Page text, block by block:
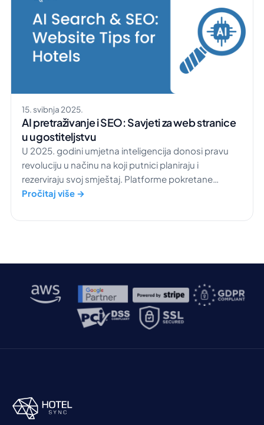
15. svibnja 2025.
AI pretraživanje i SEO: Savjeti za web stranice
u ugostiteljstvu
​U 2025. godini umjetna inteligencija donosi pravu
revoluciju u načinu na koji putnici planiraju i
rezerviraju svoj smještaj. Platforme pokretane
umjetnom inteligencijom, poput ChatGPT-a i
mijenjaju digitalni krajolik pružajući korisnicima
velike je važnosti za hotelsku industriju, gdje je
Pročitaj više →